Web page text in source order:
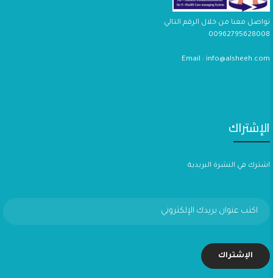
تواصل معنا من خلال الرقم التالي
00962795628008
Email : info@alsheeh.com
الإشتراك
اشترك في النشرة البريدية